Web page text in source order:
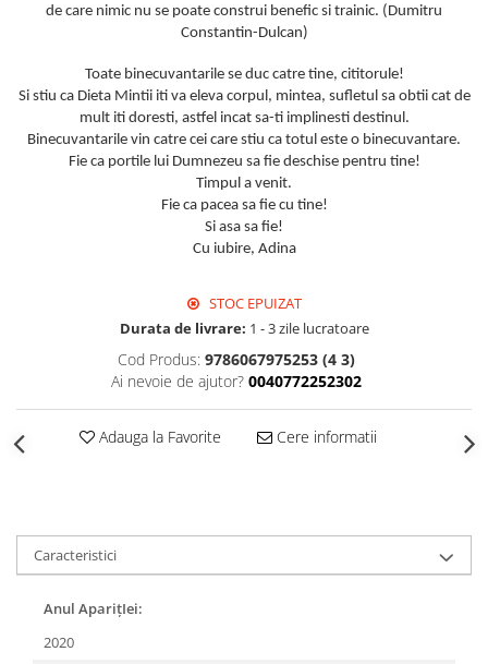
de care nimic nu se poate construi benefic si trainic. (Dumitru
Constantin-Dulcan)
Toate binecuvantarile se duc catre tine, cititorule!
Si stiu ca Dieta Mintii iti va eleva corpul, mintea, sufletul sa obtii cat de
mult iti doresti, astfel incat sa-ti implinesti destinul.
Binecuvantarile vin catre cei care stiu ca totul este o binecuvantare.
Fie ca portile lui Dumnezeu sa fie deschise pentru tine!
Timpul a venit.
Fie ca pacea sa fie cu tine!
Si asa sa fie!
Cu iubire, Adina
STOC EPUIZAT
Durata de livrare: 1 - 3 zile lucratoare
Cod Produs: 9786067975253 (4 3)
Ai nevoie de ajutor? 0040772252302
Adauga la Favorite Cere informatii
Caracteristici
Anul AparițIei:
2020